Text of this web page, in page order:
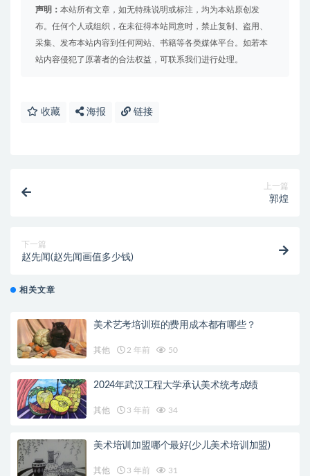
声明： 本站所有文章，如无特殊说明或标注，均为本站原创发
布。任何个人或组织，在未征得本站同意时，禁止复制、盗用、
采集、发布本站内容到任何网站、书籍等各类媒体平台。如若本
站内容侵犯了原著者的合法权益，可联系我们进行处理。
收藏 海报 链接
上一篇
郭煌
下一篇
赵先闻(赵先闻画值多少钱)
相关文章
美术艺考培训班的费用成本都有哪些？
其他 2 年前 50
2024年武汉工程大学承认美术统考成绩
其他 3 年前 34
美术培训加盟哪个最好(少儿美术培训加盟)
其他 3 年前 31